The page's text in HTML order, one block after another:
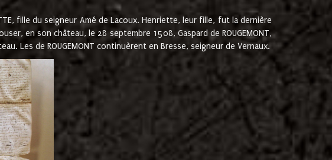
fille du seigneur Amé de Lacoux. Henriette, leur fille, fut la dernière
en son château, le 28 septembre 1508, Gaspard de ROUGEMONT,
Les de ROUGEMONT continuèrent en Bresse, seigneur de Vernaux.